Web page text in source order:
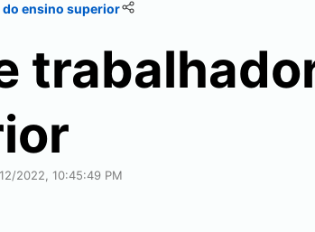
do ensino superior
2022, 10:45:49 PM